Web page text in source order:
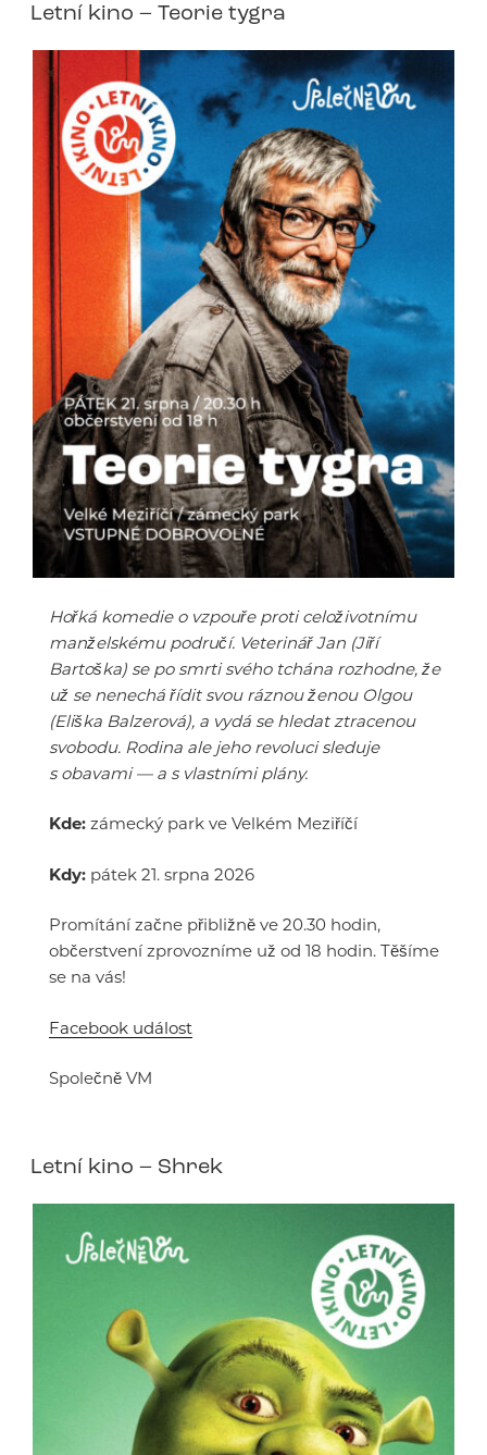
Letní kino – Teorie tygra
Hořká komedie o vzpouře proti celoživotnímu
manželskému područí. Veterinář Jan (Jiří
Bartoška) se po smrti svého tchána rozhodne, že
už se nenechá řídit svou ráznou ženou Olgou
(Eliška Balzerová), a vydá se hledat ztracenou
svobodu. Rodina ale jeho revoluci sleduje
s obavami — a s vlastními plány.
Kde: zámecký park ve Velkém Meziříčí
Kdy: pátek 21. srpna 2026
Promítání začne přibližně ve 20.30 hodin,
občerstvení zprovozníme už od 18 hodin. Těšíme
se na vás!
Facebook událost
Společně VM
Letní kino – Shrek